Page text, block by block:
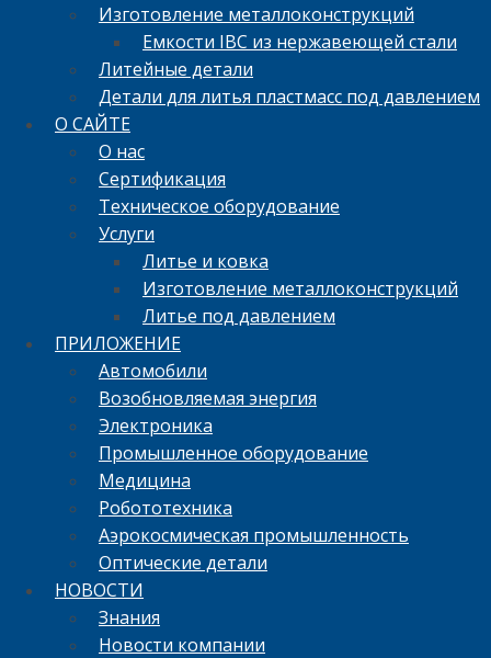
Изготовление металлоконструкций
Емкости IBC из нержавеющей стали
Литейные детали
Детали для литья пластмасс под давлением
О САЙТЕ
О нас
Сертификация
Техническое оборудование
Услуги
Литье и ковка
Изготовление металлоконструкций
Литье под давлением
ПРИЛОЖЕНИЕ
Автомобили
Возобновляемая энергия
Электроника
Промышленное оборудование
Медицина
Робототехника
Аэрокосмическая промышленность
Оптические детали
НОВОСТИ
Знания
Новости компании